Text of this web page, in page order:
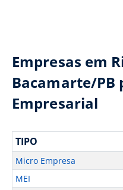
Empresas em
Bacamarte/PB
Empresarial
TIPO
Micro Empresa
MEI